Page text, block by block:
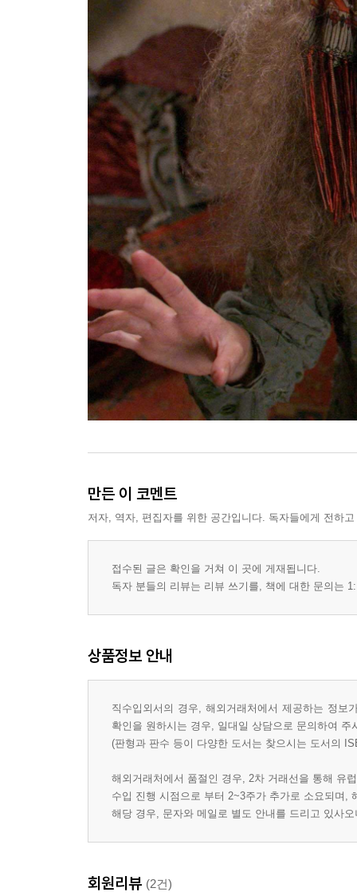
만든 이 코멘트
저자, 역자, 편집자를 위한 공간입니다. 독자들에게 전하
접수된 글은 확인을 거쳐 이 곳에 게재됩니다.
독자 분들의 리뷰는 리뷰 쓰기를, 책에 대한 문의는
상품정보 안내
직수입외서의 경우, 해외거래처에서 제공하는 정
확인을 원하시는 경우, 일대일 상담으로 문의하여 주
(판형과 판수 등이 다양한 도서는 찾으시는 도서의
해외거래처에서 품절인 경우, 2차 거래선을 통해 유
수입 진행 시점으로 부터 2~3주가 추가로 소요되며,
해당 경우, 문자와 메일로 별도 안내를 드리고 있사
회원리뷰 (2건)